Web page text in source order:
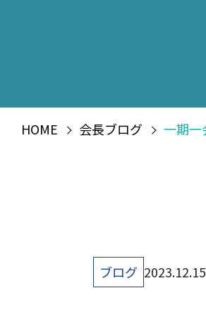
HOME 会長ブログ 一期
ブログ 2023.12.15